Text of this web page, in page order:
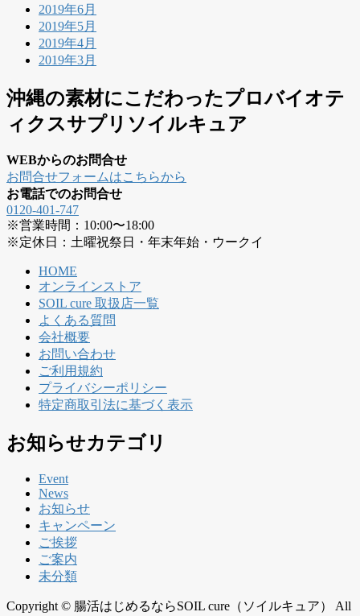
2019年6月
2019年5月
2019年4月
2019年3月
沖縄の素材にこだわったプロバイオテ
ィクスサプリソイルキュア
WEBからのお問合せ
お問合せフォームはこちらから
お電話でのお問合せ
0120-401-747
※営業時間：10:00〜18:00
※定休日：土曜祝祭日・年末年始・ウークイ
HOME
オンラインストア
SOIL cure 取扱店一覧
よくある質問
会社概要
お問い合わせ
ご利用規約
プライバシーポリシー
特定商取引法に基づく表示
お知らせカテゴリ
Event
News
お知らせ
キャンペーン
ご挨拶
ご案内
未分類
Copyright © 腸活はじめるならSOIL cure（ソイルキュア） All